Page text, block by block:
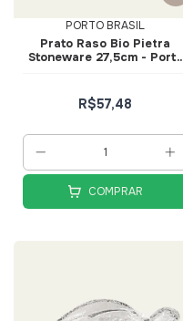
PORTO BRASIL
Prato Raso Bio Pietra
Stoneware 27,5cm - Porto
R$57,48
COMPRAR